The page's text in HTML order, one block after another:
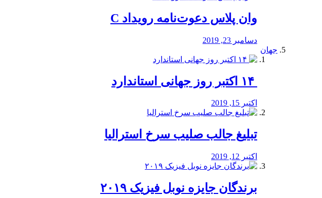
وان پلاس دعوت‌نامه رویداد C
دسامبر 23, 2019
جهان
اکتبر 15, 2019
تبلیغ جالب صلیب سرخ استرالیا
اکتبر 12, 2019
برندگان جایزه نوبل فیزیک ۲۰۱۹